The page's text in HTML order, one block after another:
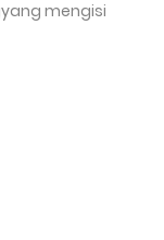
mengisi